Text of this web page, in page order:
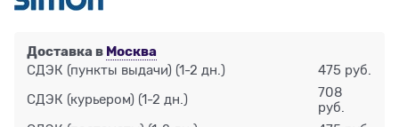
Доставка в Москва
СДЭК (пункты выдачи) (1-2 дн.) 475 руб.
СДЭК (курьером) (1-2 дн.)
708
руб.